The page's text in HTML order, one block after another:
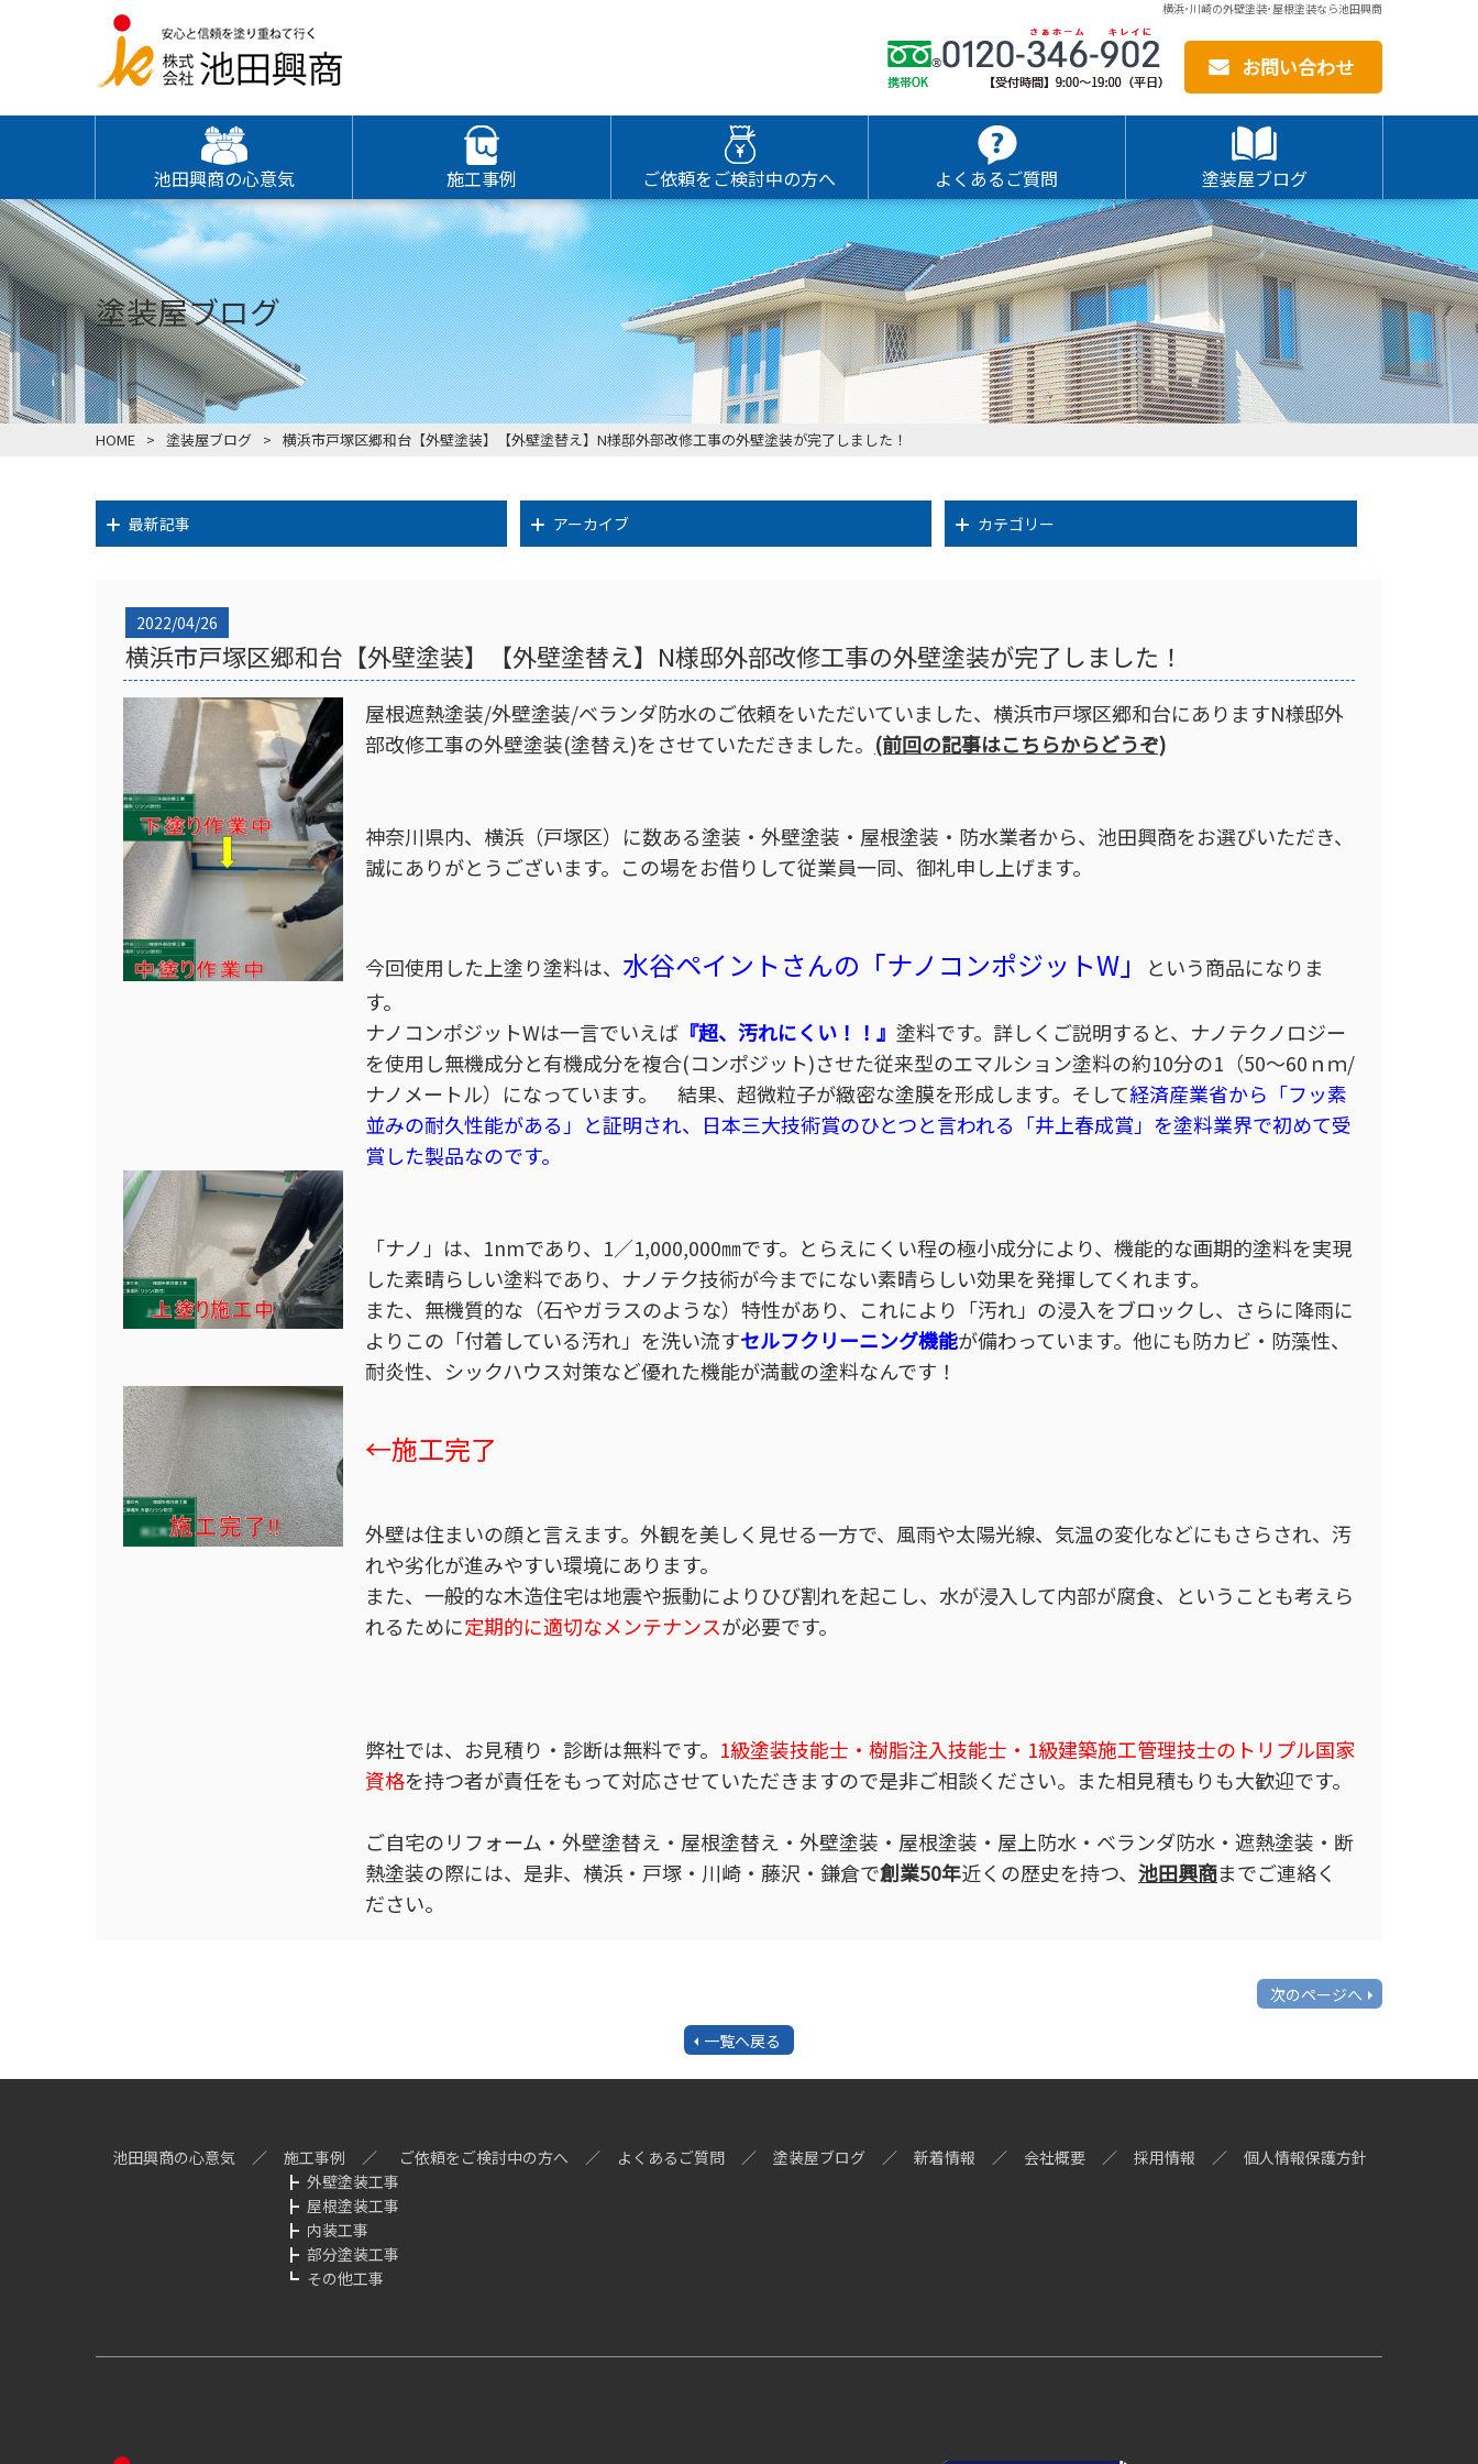
横浜･川崎の外壁塗装･屋根塗装なら池田興商
お問い合わせ
池田興商の心意気 施工事例 ご依頼をご検討中の方へ よくあるご質問 塗装屋ブログ
塗装屋ブログ
HOME 塗装屋ブログ 横浜市戸塚区郷和台【外壁塗装】【外壁塗替え】N様邸外部改修工事の外壁塗装が完了しました！
最新記事 アーカイブ カテゴリー
2022/04/26
横浜市戸塚区郷和台【外壁塗装】【外壁塗替え】N様邸外部改修工事の外壁塗装が完了しました！
屋根遮熱塗装/外壁塗装/ベランダ防水のご依頼をいただいていました、横浜市戸塚区郷和台にありますN様邸外
部改修工事の外壁塗装(塗替え)をさせていただきました。 (前回の記事はこちらからどうぞ)
神奈川県内、横浜（戸塚区）に数ある塗装・外壁塗装・屋根塗装・防水業者から、池田興商をお選びいただき、
誠にありがとうございます。この場をお借りして従業員一同、御礼申し上げます。
今回使用した上塗り塗料は、 水谷ペイントさんの「ナノコンポジットW」
という商品になりま
す。
ナノコンポジットWは一言でいえば 『超、汚れにくい！！』 塗料です。詳しくご説明すると、ナノテクノロジー
を使用し無機成分と有機成分を複合(コンポジット)させた従来型のエマルション塗料の約10分の1（50～60ｎｍ/
ナノメートル）になっています。 結果、超微粒子が緻密な塗膜を形成します。そして経済産業省から「フッ素
並みの耐久性能がある」と証明され、日本三大技術賞のひとつと言われる「井上春成賞」を塗料業界で初めて受
賞した製品なのです。
「ナノ」は、1nmであり、1／1,000,000㎜です。とらえにくい程の極小成分により、機能的な画期的塗料を実現
した素晴らしい塗料であり、ナノテク技術が今までにない素晴らしい効果を発揮してくれます。
また、無機質的な（石やガラスのような）特性があり、これにより「汚れ」の浸入をブロックし、さらに降雨に
よりこの「付着している汚れ」を洗い流すセルフクリーニング機能が備わっています。他にも防カビ・防藻性、
耐炎性、シックハウス対策など優れた機能が満載の塗料なんです！
←施工完了
外壁は住まいの顔と言えます。外観を美しく見せる一方で、風雨や太陽光線、気温の変化などにもさらされ、汚
れや劣化が進みやすい環境にあります。
また、一般的な木造住宅は地震や振動によりひび割れを起こし、水が浸入して内部が腐食、ということも考えら
れるために定期的に適切なメンテナンスが必要です。
弊社では、お見積り・診断は無料です。 1級塗装技能士・樹脂注入技能士・1級建築施工管理技士のトリプル国家
資格を持つ者が責任をもって対応させていただきますので是非ご相談ください。また相見積もりも大歓迎です。
ご自宅のリフォーム・外壁塗替え・屋根塗替え・外壁塗装・屋根塗装・屋上防水・ベランダ防水・遮熱塗装・断
熱塗装の際には、是非、横浜・戸塚・川崎・藤沢・鎌倉で創業50年近くの歴史を持つ、 池田興商までご連絡く
ださい。
次のページへ
一覧へ戻る
池田興商の心意気
施工事例
外壁塗装工事
屋根塗装工事
内装工事
部分塗装工事
その他工事
ご依頼をご検討中の方へ よくあるご質問 塗装屋ブログ 新着情報 会社概要 採用情報 個人情報保護方針